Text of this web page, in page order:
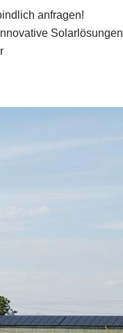
anfragen!
Solarlösungen